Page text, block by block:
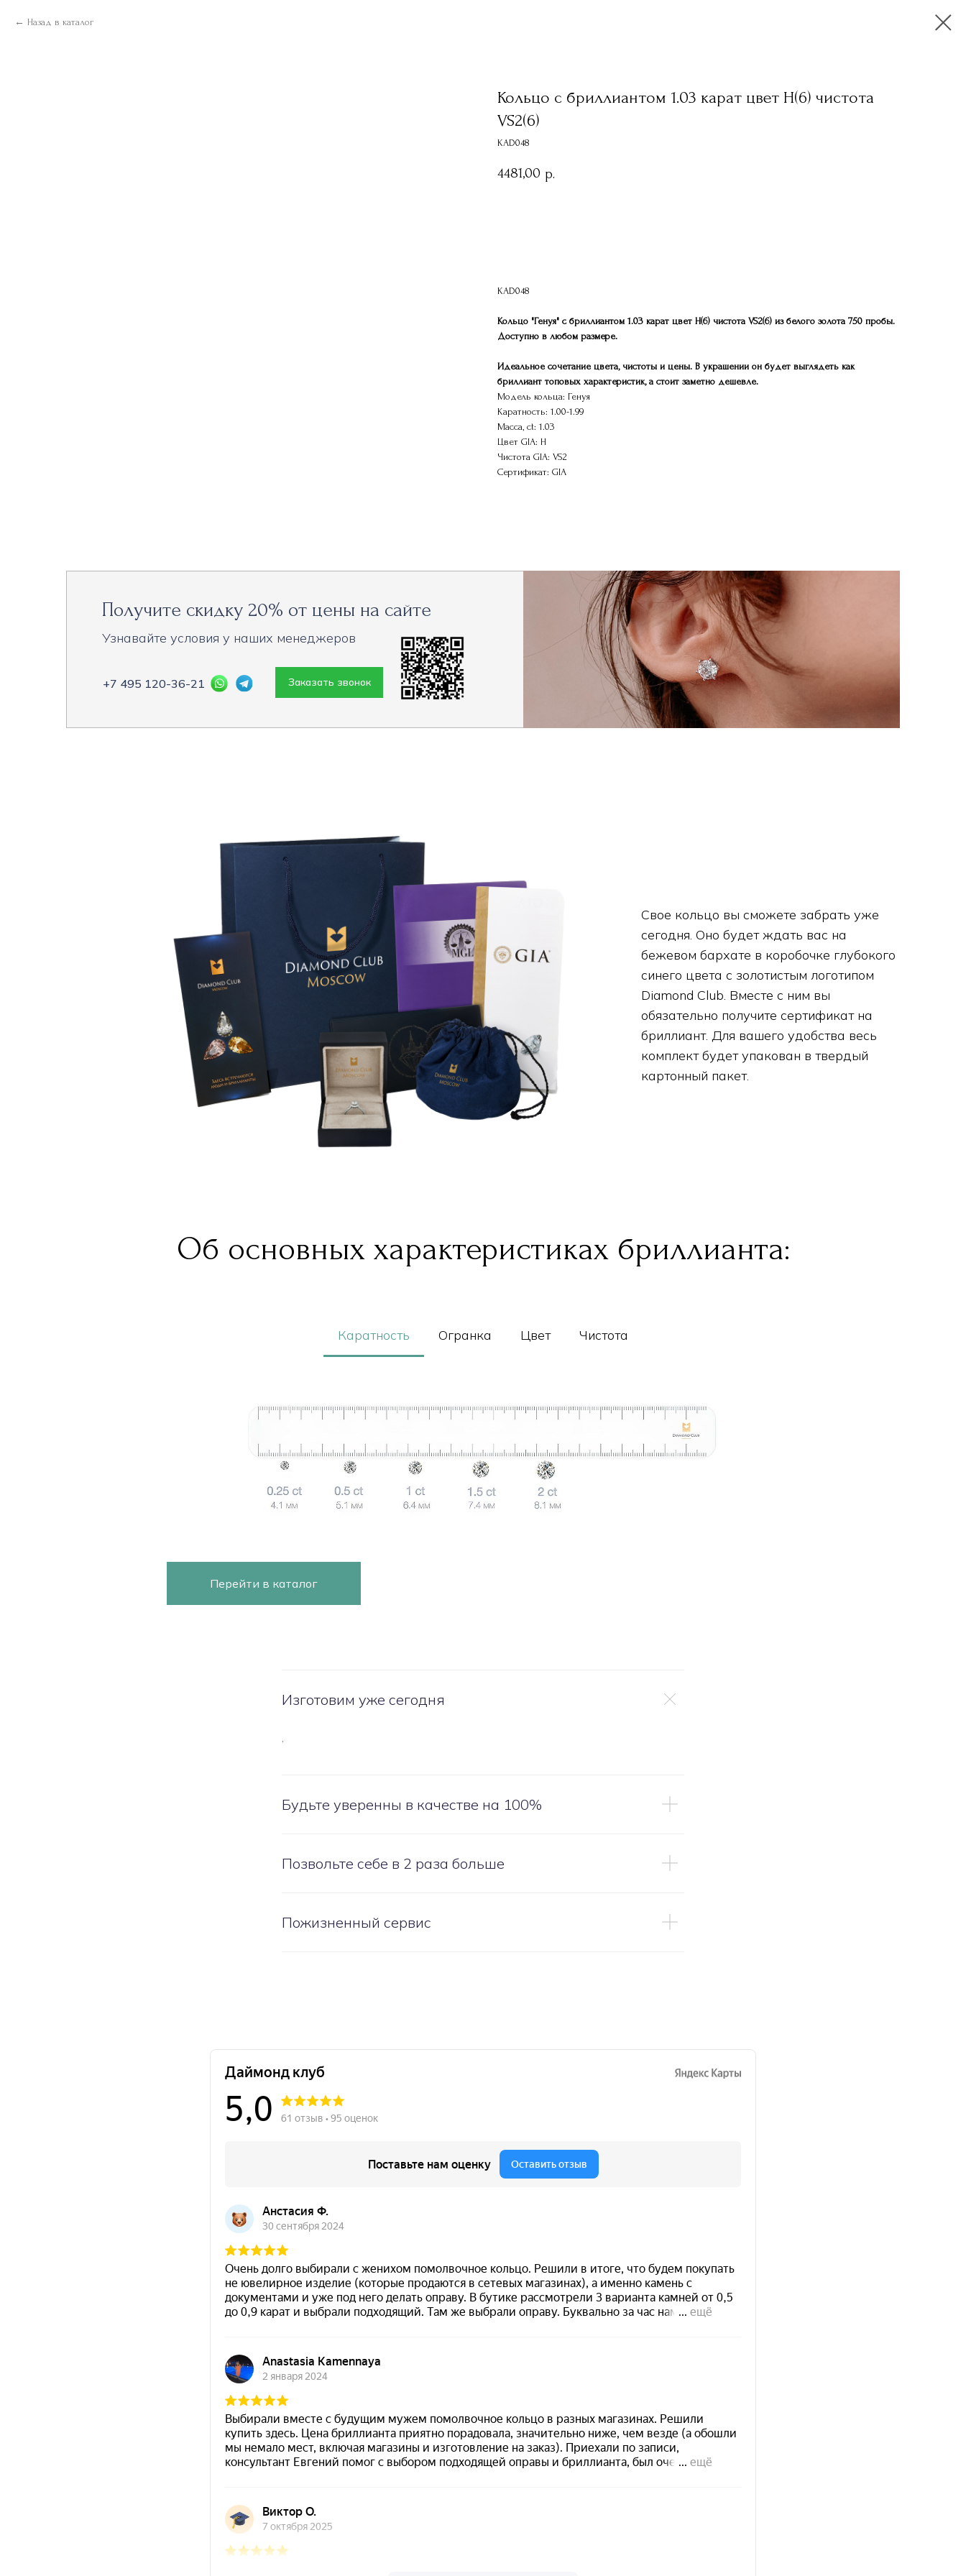
Назад в каталог
Кольцо с бриллиантом 1.03 карат цвет H(6) чистота
VS2(6)
KAD048
4481,00 р.
KAD048
Кольцо "Генуя" с бриллиантом 1.03 карат цвет H(6) чистота VS2(6) из белого золота 750 пробы.
Доступно в любом размере.
Идеальное сочетание цвета, чистоты и цены. В украшении он будет выглядеть как
бриллиант топовых характеристик, а стоит заметно дешевле.
Модель кольца: Генуя
Каратность: 1.00-1.99
Масса, ct: 1.03
Цвет GIA: H
Чистота GIA: VS2
Сертификат: GIA
Получите скидку 20% от цены на сайте
Узнавайте условия у наших менеджеров
+7 495 120-36-21 Заказать звонок
Свое кольцо вы сможете забрать уже
сегодня. Оно будет ждать вас на
бежевом бархате в коробочке глубокого
синего цвета с золотистым логотипом
Diamond Club. Вместе с ним вы
обязательно получите сертификат на
бриллиант. Для вашего удобства весь
комплект будет упакован в твердый
картонный пакет.
Об основных характеристиках бриллианта:
Каратность Огранка Цвет Чистота
Перейти в каталог
Изготовим уже сегодня
Будьте уверенны в качестве на 100%
Позвольте себе в 2 раза больше
Пожизненный сервис